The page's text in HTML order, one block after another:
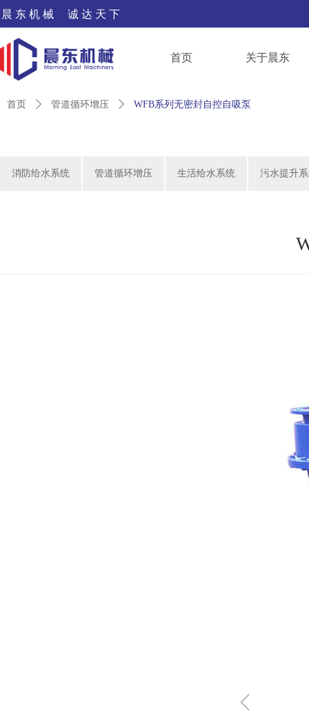
晨 东 机 械 诚 达 天 下
首页 关于晨东
首页 ꄲ 管道循环增压 ꄲ WFB系列无密封自控自吸泵
消防给水系统 管道循环增压 生活给水系统 污水提升
ꁆ